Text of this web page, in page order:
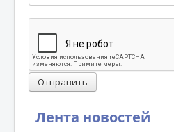
Лента новостей
Отправить